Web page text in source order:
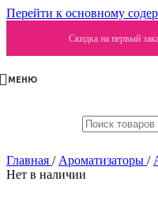
Перейти к основному
Скидка на первый
МЕНЮ
Главная / Ароматизаторы /
Нет в наличии